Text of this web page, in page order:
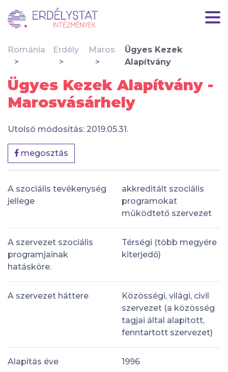
Románia Erdély Maros
Ügyes Kezek
Alapítvány
Ügyes Kezek Alapítvány -
Marosvásárhely
Utolsó módosítás: 2019.05.31.
megosztás
A szociális tevékenység
jellege
akkreditált szociális
programokat
működtető szervezet
A szervezet szociális
programjainak
hatásköre.
Térségi (több megyére
kiterjedő)
A szervezet háttere
Közösségi, világi, civil
szervezet (a közösség
tagjai által alapított,
fenntartott szervezet)
Alapítás éve 1996